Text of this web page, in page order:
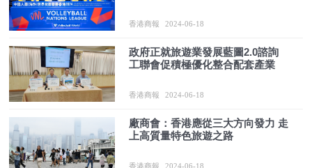
香港商報 2024-06-18
政府正就旅遊業發展藍圖2.0諮詢
工聯會促積極優化整合配套產業
香港商報 2024-06-18
廠商會：香港應從三大方向發力 走
上高質量特色旅遊之路
香港商報 2024-06-18